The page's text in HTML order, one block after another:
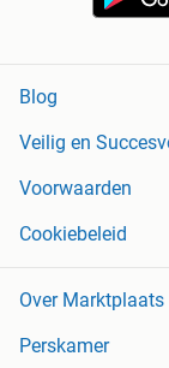
Blog
Veilig en
Voorwaarden
Cookiebeleid
Over Marktplaats
Perskamer